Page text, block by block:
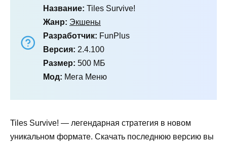
Название: Tiles Survive!
Жанр: Экшены
Разработчик: FunPlus
Версия: 2.4.100
Размер: 500 МБ
Мод: Мега Меню
Tiles Survive! — легендарная стратегия в новом
уникальном формате. Скачать последнюю версию вы